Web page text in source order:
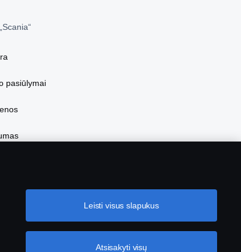
pasiūlymai
Atsisakyti visų
Leisti visus slapukus